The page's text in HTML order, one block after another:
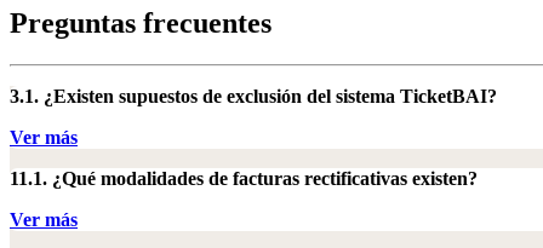
Preguntas frecuentes
3.1. ¿Existen supuestos de exclusión del sistema TicketBAI?
Ver más
11.1. ¿Qué modalidades de facturas rectificativas existen?
Ver más